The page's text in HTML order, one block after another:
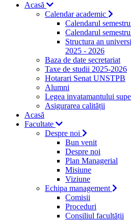
Acasă
Calendar academic
Calendarul
Calendarul
Structura an
2025 - 2026
Baza de date secretariat
Taxe de studii 2025-2026
Hotarari Senat UNSTPB
Alumni
Legea invatamantului
Asigurarea calității
Acasă
Facultate
Despre noi
Bun venit
Despre noi
Plan Managerial
Misiune
Viziune
Echipa management
Comisii
Proceduri
Consiliul facultății